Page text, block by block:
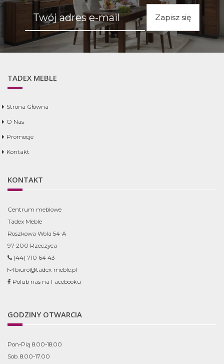
Zapisz się
TADEX MEBLE
Strona Główna
O Nas
Promocje
Kontakt
KONTAKT
Centrum meblowe
Tadex Meble
Roszkowa Wola 54-A
97-200 Rzeczyca
(44) 710 64 43
biuro@tadex-meble.pl
Polub nas na Facebooku
GODZINY OTWARCIA
Pon-Pią 8.00-18.00
Sob. 8.00-17.00